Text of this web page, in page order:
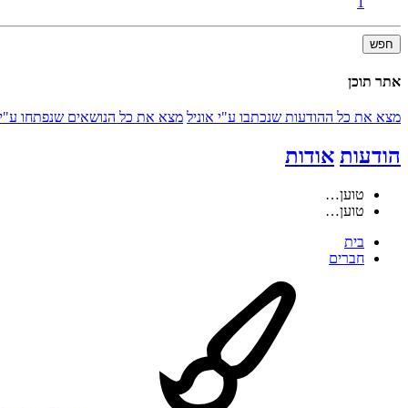
חפש
אתר תוכן
מצא את כל ההודעות שנכתבו ע"י אוניל מצא את כל הנושאים שנפתחו ע"י
הודעות אודות
טוען…
טוען…
בית
חברים